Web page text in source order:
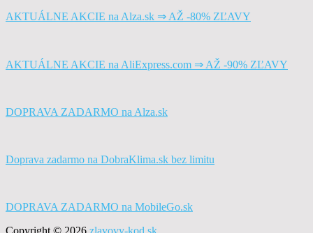
AKTUÁLNE AKCIE na Alza.sk ⇒ AŽ -80% ZĽAVY
AKTUÁLNE AKCIE na AliExpress.com ⇒ AŽ -90% ZĽAVY
DOPRAVA ZADARMO na Alza.sk
Doprava zadarmo na DobraKlima.sk bez limitu
DOPRAVA ZADARMO na MobileGo.sk